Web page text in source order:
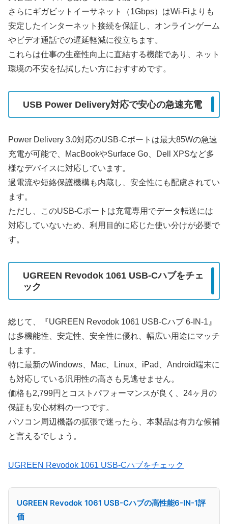
さらにギガビットイーサネット（1Gbps）はWi-Fiよりも
安定したインターネット接続を保証し、オンラインゲーム
やビデオ通話での遅延軽減に役立ちます。
これらは仕事の生産性向上に直結する機能であり、ネット
環境の不安を払拭したい方におすすめです。
USB Power Delivery対応で安心の急速充電
Power Delivery 3.0対応のUSB-Cポートは最大85Wの急速
充電が可能で、MacBookやSurface Go、Dell XPSなど多
様なデバイスに対応しています。
過電流や短絡保護機構も内蔵し、安全性にも配慮されてい
ます。
ただし、このUSB-Cポートは充電専用でデータ転送には
対応していないため、利用目的に応じた使い分けが必要で
す。
UGREEN Revodok 1061 USB-Cハブをチェ
ック
総じて、『UGREEN Revodok 1061 USB-Cハブ 6-IN-1』
は多機能性、安定性、安全性に優れ、幅広い用途にマッチ
します。
特に最新のWindows、Mac、Linux、iPad、Android端末に
も対応している汎用性の高さも見逃せません。
価格も2,799円とコストパフォーマンスが良く、24ヶ月の
保証も安心材料の一つです。
パソコン周辺機器の拡張で迷ったら、本製品は有力な候補
と言えるでしょう。
UGREEN Revodok 1061 USB-Cハブをチェック
UGREEN Revodok 1061 USB-Cハブの高性能6-IN-1評
価